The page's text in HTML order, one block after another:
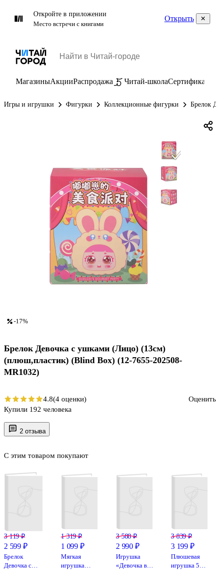
Откройте в приложении
Место встречи с книгами
Открыть
МагазиныАкцииРаспродажа Читай-школаСертификаты
Игры и игрушки Фигурки Коллекционные фигурки Брелок
2 отзыва
С этим товаром покупают
3 119 ₽
2 599 ₽
Брелок
Девочка с
1 319 ₽
1 099 ₽
Мягкая
игрушка
3 588 ₽
2 990 ₽
Игрушка
«Девочка в
3 839 ₽
3 199 ₽
Плюшевая
игрушка 52
-17%
Брелок Девочка с ушками (Лицо) (13см)
(плюш,пластик) (Blind Box) (12-7655-202508-
MR1032)
4.8(4 оценки)
Оценить
Купили 192 человека